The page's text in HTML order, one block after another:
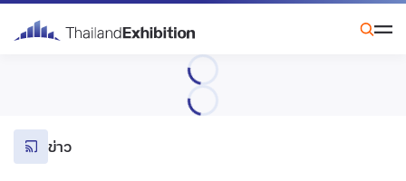
ข่าว